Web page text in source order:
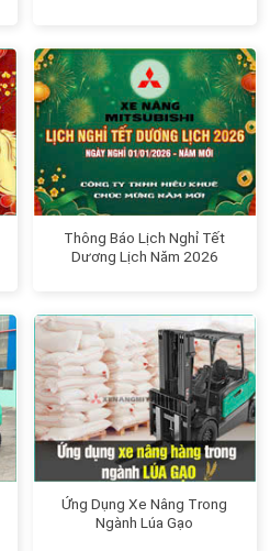
Thông Báo Lịch Nghỉ Tết
Dương Lịch Năm 2026
Ứng Dụng Xe Nâng Trong
Ngành Lúa Gạo